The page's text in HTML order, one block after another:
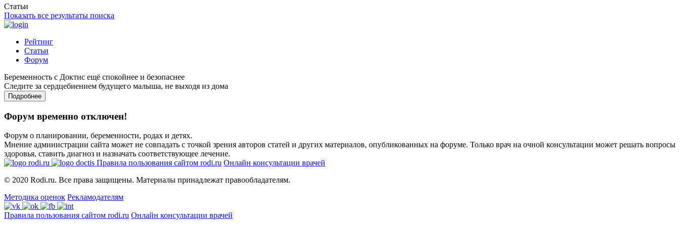
Статьи
Показать все результаты поиска
Рейтинг
Статьи
Форум
Беременность с Доктис ещё спокойнее и безопаснее
Следите за сердцебиением будущего малыша, не выходя из дома
Подробнее
Форум временно отключен!
Форум о планировании, беременности, родах и детях.
Мнение администрации сайта может не совпадать с точкой зрения авторов статей и других материалов, опубликованных на форуме. Только врач на очной консультации может решать вопросы
здоровья, ставить диагноз и назначать соответствующее лечение.
Правила пользования сайтом rodi.ru Онлайн консультации врачей
© 2020 Rodi.ru. Все права защищены. Материалы принадлежат правообладателям.
Методика оценок Рекламодателям
Правила пользования сайтом rodi.ru Онлайн консультации врачей